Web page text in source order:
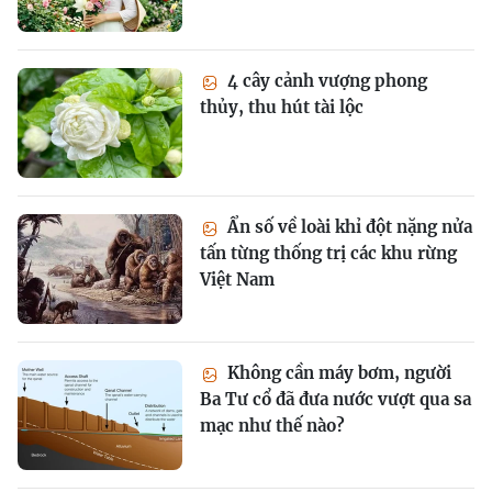
4 cây cảnh vượng phong
thủy, thu hút tài lộc
Ẩn số về loài khỉ đột nặng nửa
tấn từng thống trị các khu rừng
Việt Nam
Không cần máy bơm, người
Ba Tư cổ đã đưa nước vượt qua sa
mạc như thế nào?